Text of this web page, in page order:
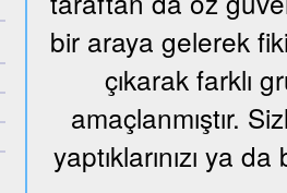
bir araya gelerek
çıkarak farklı
amaçlanmıştır.
yaptıklarınızı ya